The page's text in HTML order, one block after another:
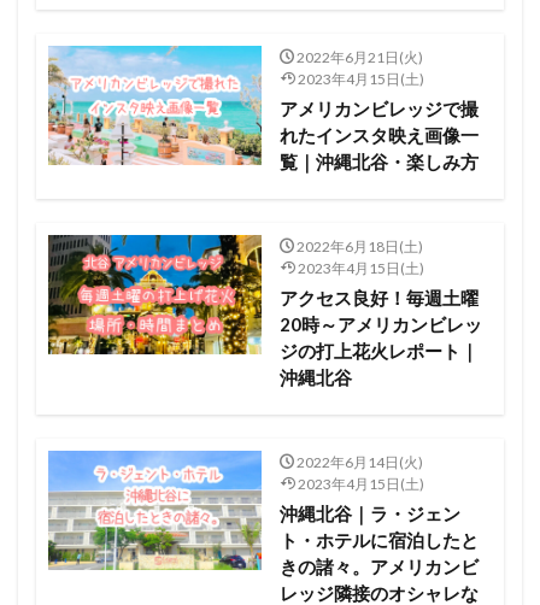
2022年6月21日(火)
2023年4月15日(土)
アメリカンビレッジで撮
れたインスタ映え画像一
覧｜沖縄北谷・楽しみ方
2022年6月18日(土)
2023年4月15日(土)
アクセス良好！毎週土曜
20時～アメリカンビレッ
ジの打上花火レポート｜
沖縄北谷
2022年6月14日(火)
2023年4月15日(土)
沖縄北谷｜ラ・ジェン
ト・ホテルに宿泊したと
きの諸々。アメリカンビ
レッジ隣接のオシャレな